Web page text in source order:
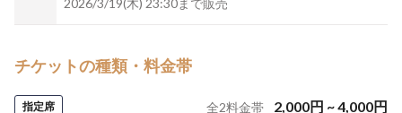
2026/3/19(木) 23:30まで販売
チケットの種類・料金帯
指定席 全2料金帯 2,000円 ~4,000円